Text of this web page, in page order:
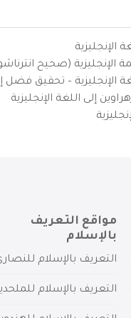
الإنجليزية
الإنجليزية (صحيح
الإنجليزية – تحقيق
إلى اللغة الإنجليزية
مواقع التعريف
بالإسلام
التعريف بالإسلام
التعريف بالإسلام